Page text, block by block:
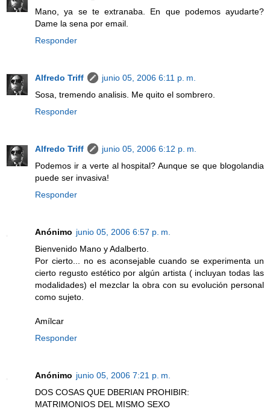
Mano, ya se te extranaba. En que podemos ayudarte?
Dame la sena por email.
Responder
Alfredo Triff
junio 05, 2006 6:11 p. m.
Sosa, tremendo analisis. Me quito el sombrero.
Responder
Alfredo Triff
junio 05, 2006 6:12 p. m.
Podemos ir a verte al hospital? Aunque se que blogolandia
puede ser invasiva!
Responder
Anónimo junio 05, 2006 6:57 p. m.
Bienvenido Mano y Adalberto.
Por cierto... no es aconsejable cuando se experimenta un
cierto regusto estético por algún artista ( incluyan todas las
modalidades) el mezclar la obra con su evolución personal
como sujeto.
Amílcar
Responder
Anónimo junio 05, 2006 7:21 p. m.
DOS COSAS QUE DBERIAN PROHIBIR:
MATRIMONIOS DEL MISMO SEXO